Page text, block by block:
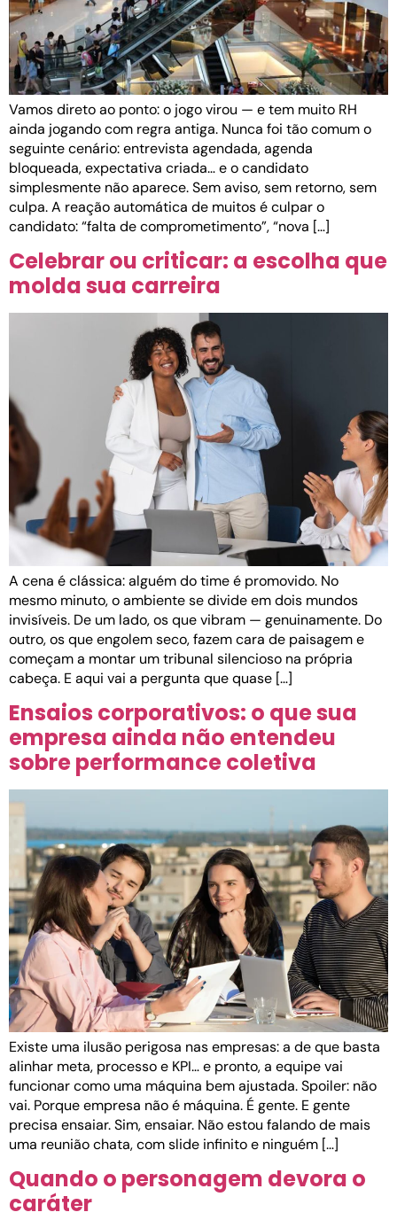
Vamos direto ao ponto: o jogo virou — e tem muito RH
ainda jogando com regra antiga. Nunca foi tão comum o
seguinte cenário: entrevista agendada, agenda
bloqueada, expectativa criada… e o candidato
simplesmente não aparece. Sem aviso, sem retorno, sem
culpa. A reação automática de muitos é culpar o
candidato: “falta de comprometimento”, “nova […]
Celebrar ou criticar: a escolha que
molda sua carreira
A cena é clássica: alguém do time é promovido. No
mesmo minuto, o ambiente se divide em dois mundos
invisíveis. De um lado, os que vibram — genuinamente. Do
outro, os que engolem seco, fazem cara de paisagem e
começam a montar um tribunal silencioso na própria
cabeça. E aqui vai a pergunta que quase […]
Ensaios corporativos: o que sua
empresa ainda não entendeu
sobre performance coletiva
Existe uma ilusão perigosa nas empresas: a de que basta
alinhar meta, processo e KPI… e pronto, a equipe vai
funcionar como uma máquina bem ajustada. Spoiler: não
vai. Porque empresa não é máquina. É gente. E gente
precisa ensaiar. Sim, ensaiar. Não estou falando de mais
uma reunião chata, com slide infinito e ninguém […]
Quando o personagem devora o
caráter